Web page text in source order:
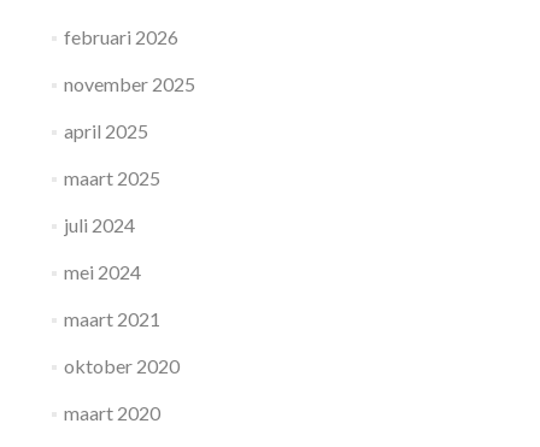
februari 2026
november 2025
april 2025
maart 2025
juli 2024
mei 2024
maart 2021
oktober 2020
maart 2020